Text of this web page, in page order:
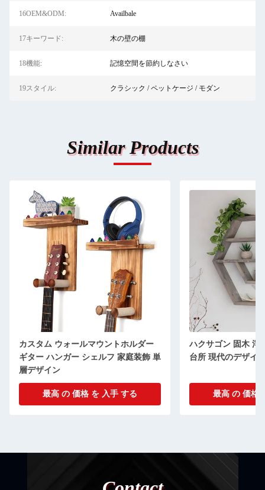
16OEM&ODM: Availbale
17キーワード: 木の壁の棚
18機能: 記憶空間を節約しなさい
19スタイル: クラシック / ペットケージ / モダン
Similar Products
ハクサゴン 固木 浮遊棚 寝室 リビング
台所 現代のデザイン
最高 の 価格 を 入手 する
オーダーメイド ロ
作り 木製 壁掛け
最高 の 価格